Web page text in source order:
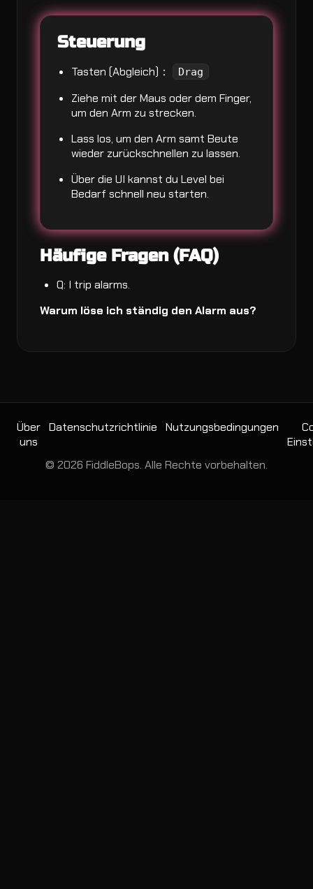
Steuerung
Tasten (Abgleich)： Drag
Ziehe mit der Maus oder dem Finger,
um den Arm zu strecken.
Lass los, um den Arm samt Beute
wieder zurückschnellen zu lassen.
Über die UI kannst du Level bei
Bedarf schnell neu starten.
Häufige Fragen (FAQ)
Q: I trip alarms.
Warum löse ich ständig den Alarm aus?
Über
uns
Datenschutzrichtlinie Nutzungsbedingungen
© 2026 FiddleBops. Alle Rechte vorbehalten.